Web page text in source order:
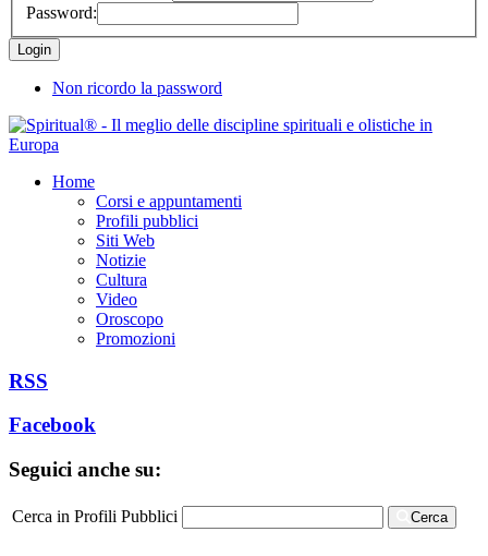
Password:
Non ricordo la password
Home
Corsi e appuntamenti
Profili pubblici
Siti Web
Notizie
Cultura
Video
Oroscopo
Promozioni
RSS
Facebook
Seguici anche su:
Cerca in Profili Pubblici Cerca